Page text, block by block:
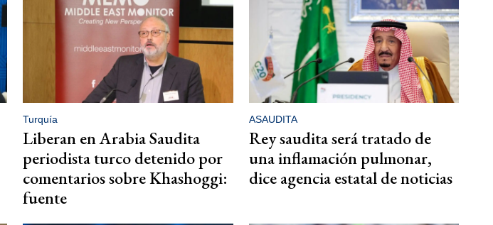
Turquía
Liberan en Arabia Saudita
periodista turco detenido por
comentarios sobre Khashoggi:
fuente
ASAUDITA
Rey saudita será tratado de
una inflamación pulmonar,
dice agencia estatal de noticias